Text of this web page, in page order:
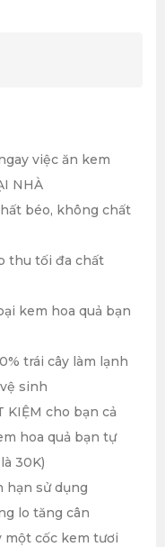
việc ăn kem
NHÀ
béo, không chất
thu tối đa chất
kem hoa quả bạn
trái cây làm lạnh
sinh
KIỆM cho bạn cả
hoa quả bạn tự
30K)
hạn sử dụng
lo tăng cân
một cốc kem tươi